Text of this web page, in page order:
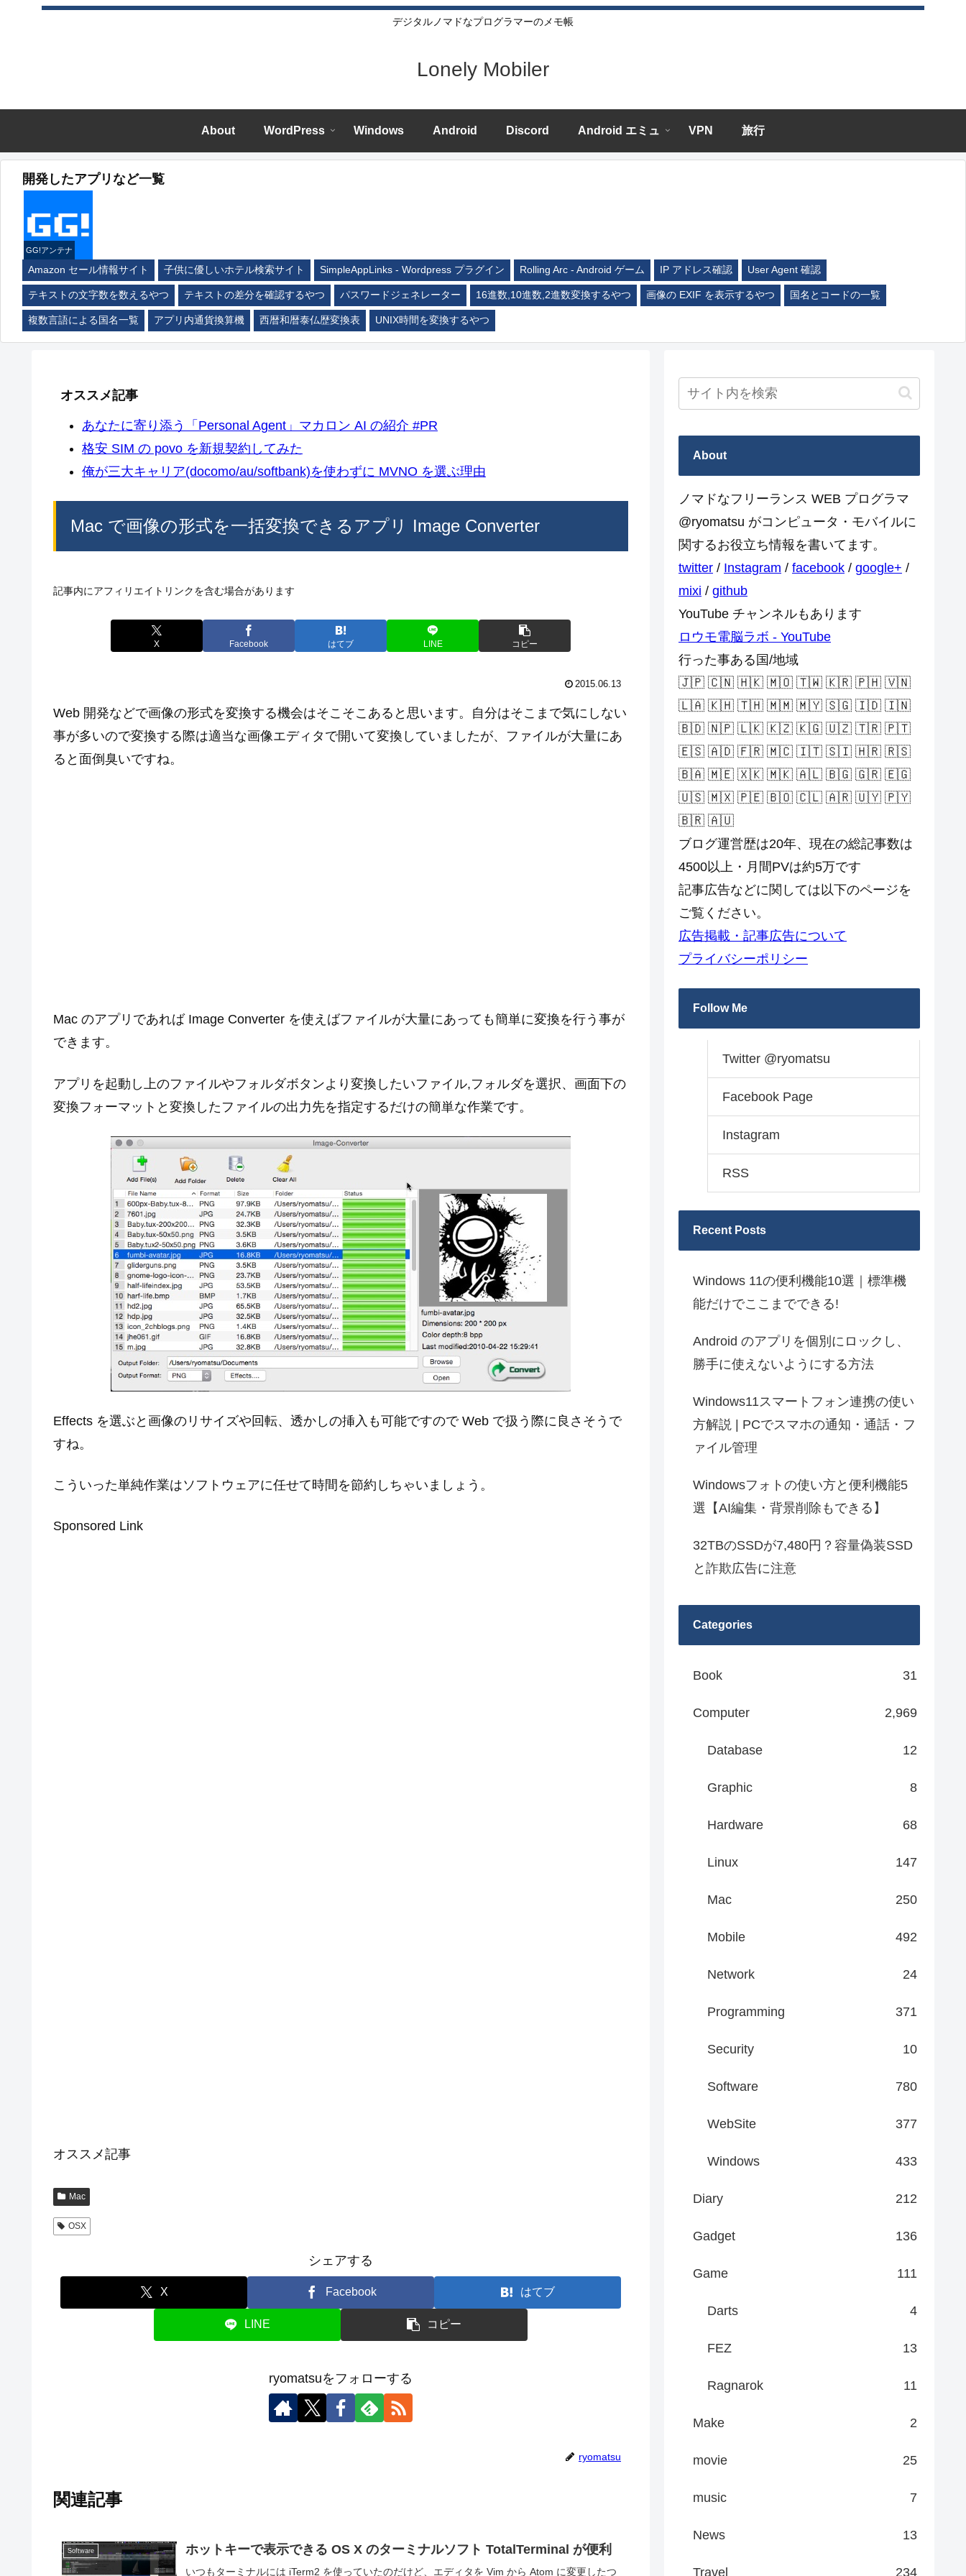
デジタルノマドなプログラマーのメモ帳
Lonely Mobiler
About WordPress Windows Android Discord Android エミュ VPN 旅行
開発したアプリなど一覧
GG!アンテナ
Amazon セール情報サイト 子供に優しいホテル検索サイト SimpleAppLinks - Wordpress プラグイン Rolling Arc - Android ゲーム IP アドレス確認 User Agent 確認
テキストの文字数を数えるやつ テキストの差分を確認するやつ パスワードジェネレーター 16進数,10進数,2進数変換するやつ 画像の EXIF を表示するやつ 国名とコードの一覧
複数言語による国名一覧 アプリ内通貨換算機 西暦和暦泰仏歴変換表 UNIX時間を変換するやつ
オススメ記事
あなたに寄り添う「Personal Agent」マカロン AI の紹介 #PR
格安 SIM の povo を新規契約してみた
俺が三大キャリア(docomo/au/softbank)を使わずに MVNO を選ぶ理由
Mac で画像の形式を一括変換できるアプリ Image Converter
記事内にアフィリエイトリンクを含む場合があります
X Facebook はてブ LINE コピー
2015.06.13
Web 開発などで画像の形式を変換する機会はそこそこあると思います。自分はそこまで気にしない
事が多いので変換する際は適当な画像エディタで開いて変換していましたが、ファイルが大量にあ
ると面倒臭いですね。
Mac のアプリであれば Image Converter を使えばファイルが大量にあっても簡単に変換を行う事が
できます。
アプリを起動し上のファイルやフォルダボタンより変換したいファイル,フォルダを選択、画面下の
変換フォーマットと変換したファイルの出力先を指定するだけの簡単な作業です。
Effects を選ぶと画像のリサイズや回転、透かしの挿入も可能ですので Web で扱う際に良さそうで
すね。
こういった単純作業はソフトウェアに任せて時間を節約しちゃいましょう。
Sponsored Link
オススメ記事
Mac
OSX
シェアする
X Facebook はてブ
LINE コピー
ryomatsuをフォローする
ryomatsu
関連記事
Software ホットキーで表示できる OS X のターミナルソフト TotalTerminal が便利
いつもターミナルには iTerm2 を使っていたのだけど、エディタを Vim から Atom に変更したつ
About
ノマドなフリーランス WEB プログラマ
@ryomatsu がコンピュータ・モバイルに
関するお役立ち情報を書いてます。
twitter / Instagram / facebook / google+ /
mixi / github
YouTube チャンネルもあります
ロウモ電脳ラボ - YouTube
行った事ある国/地域
🇯🇵 🇨🇳 🇭🇰 🇲🇴 🇹🇼 🇰🇷 🇵🇭 🇻🇳
🇱🇦 🇰🇭 🇹🇭 🇲🇲 🇲🇾 🇸🇬 🇮🇩 🇮🇳
🇧🇩 🇳🇵 🇱🇰 🇰🇿 🇰🇬 🇺🇿 🇹🇷 🇵🇹
🇪🇸 🇦🇩 🇫🇷 🇲🇨 🇮🇹 🇸🇮 🇭🇷 🇷🇸
🇧🇦 🇲🇪 🇽🇰 🇲🇰 🇦🇱 🇧🇬 🇬🇷 🇪🇬
🇺🇸 🇲🇽 🇵🇪 🇧🇴 🇨🇱 🇦🇷 🇺🇾 🇵🇾
🇧🇷 🇦🇺
ブログ運営歴は20年、現在の総記事数は
4500以上・月間PVは約5万です
記事広告などに関しては以下のページを
ご覧ください。
広告掲載・記事広告について
プライバシーポリシー
Follow Me
Twitter @ryomatsu
Facebook Page
Instagram
RSS
Recent Posts
Windows 11の便利機能10選｜標準機
能だけでここまでできる!
Android のアプリを個別にロックし、
勝手に使えないようにする方法
Windows11スマートフォン連携の使い
方解説 | PCでスマホの通知・通話・フ
ァイル管理
Windowsフォトの使い方と便利機能5
選【AI編集・背景削除もできる】
32TBのSSDが7,480円？容量偽装SSD
と詐欺広告に注意
Categories
Book 31
Computer 2,969
Database 12
Graphic 8
Hardware 68
Linux 147
Mac 250
Mobile 492
Network 24
Programming 371
Security 10
Software 780
WebSite 377
Windows 433
Diary 212
Gadget 136
Game 111
Darts 4
FEZ 13
Ragnarok 11
Make 2
movie 25
music 7
News 13
Travel 234